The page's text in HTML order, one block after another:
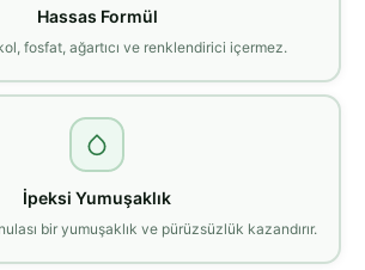
Hassas Formül
fosfat, ağartıcı ve renklendirici içermez.
İpeksi Yumuşaklık
bir yumuşaklık ve pürüzsüzlük kazandırır.